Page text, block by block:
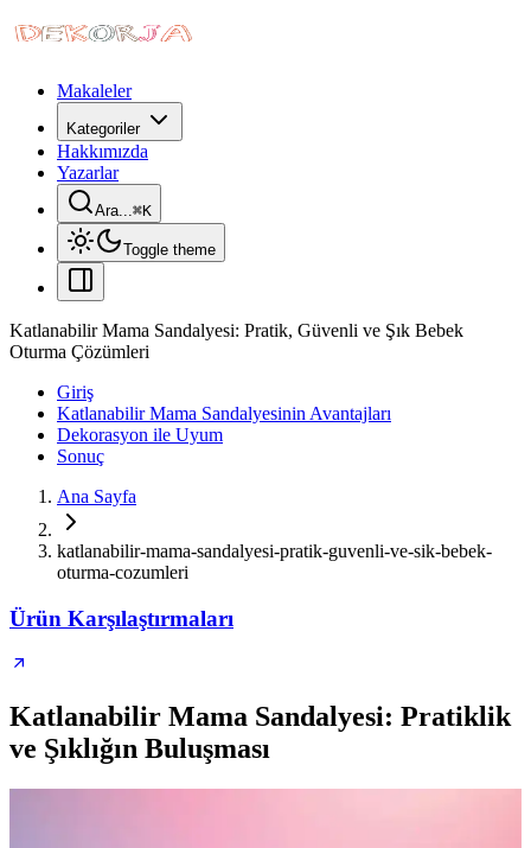
Makaleler
Kategoriler
Hakkımızda
Yazarlar
Ara...⌘K
Toggle theme
Katlanabilir Mama Sandalyesi: Pratik, Güvenli ve Şık Bebek
Oturma Çözümleri
Giriş
Katlanabilir Mama Sandalyesinin Avantajları
Dekorasyon ile Uyum
Sonuç
Ana Sayfa
katlanabilir-mama-sandalyesi-pratik-guvenli-ve-sik-bebek-
oturma-cozumleri
Ürün Karşılaştırmaları
Katlanabilir Mama Sandalyesi: Pratiklik
ve Şıklığın Buluşması